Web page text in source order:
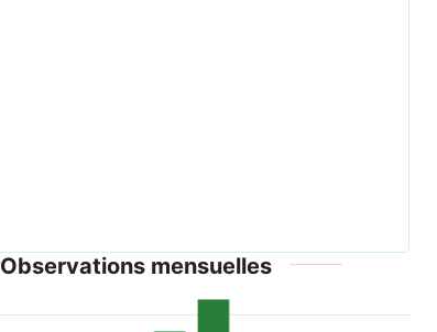
Observations mensuelles